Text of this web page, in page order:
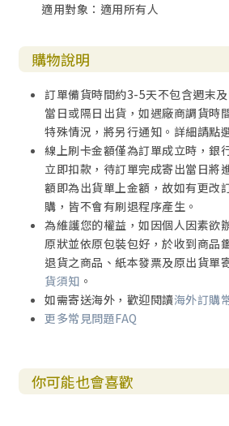
適用對象：適用所有人
購物說明
訂單備貨時間約3-5天不包含週末
當日或隔日出貨，如遇廠商調貨時
特殊情況，將另行通知。詳細請點
線上刷卡金額僅為訂單成立時，銀
立即扣款，待訂單完成寄出當日將
額即為出貨單上金額，故如有更改
購，皆不會有刷退程序產生。
為維護您的權益，如因個人因素欲
原狀並依原包裝包好，於收到商品
退貨之商品、紙本發票及原出貨單
貨須知 。
如需寄送海外，歡迎閱讀海外訂購
更多常見問題FAQ
你可能也會喜歡